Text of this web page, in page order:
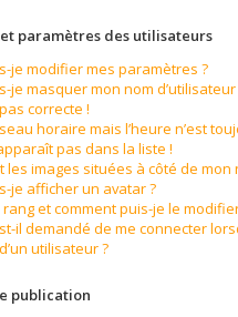
paramètres des utilisateurs
je modifier mes paramètres ?
je masquer mon nom
correcte !
horaire mais l’heure n’est
pas dans la liste !
les images situées à côté de mon
je afficher un avatar ?
et comment puis-je le
il demandé de me connecter
utilisateur ?
publication